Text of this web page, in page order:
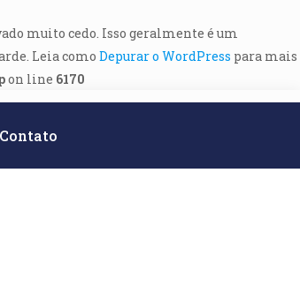
muito cedo. Isso geralmente é um
Leia como Depurar o WordPress para mais
on line 6170
Contato